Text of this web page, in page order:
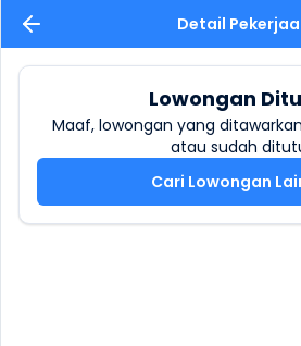
Detail
Lowongan
Maaf, lowongan yang
atau sudah
Cari Lowongan